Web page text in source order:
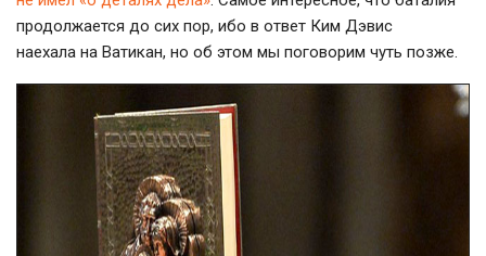
продолжается до сих пор, ибо в ответ Ким Дэвис
наехала на Ватикан, но об этом мы поговорим чуть позже.